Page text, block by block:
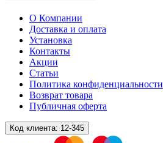
О Компании
Доставка и оплата
Установка
Контакты
Акции
Статьи
Политика конфиденциальности
Возврат товара
Публичная оферта
Код клиента: 12-345